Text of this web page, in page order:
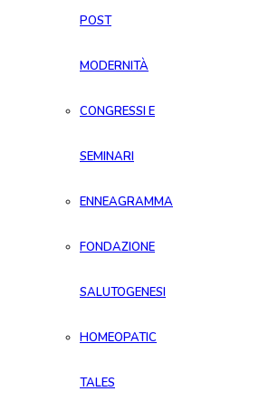
POST
MODERNITÀ
CONGRESSI E
SEMINARI
ENNEAGRAMMA
FONDAZIONE
SALUTOGENESI
HOMEOPATIC
TALES